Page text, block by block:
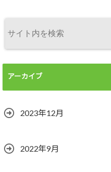
アーカイブ
2023年12月
2022年9月